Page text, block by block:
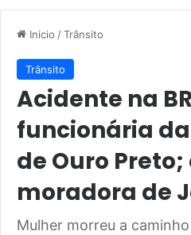
Inicio /Trânsito
Trânsito
Acidente na
funcionária
de Ouro
moradora de
Mulher morreu a